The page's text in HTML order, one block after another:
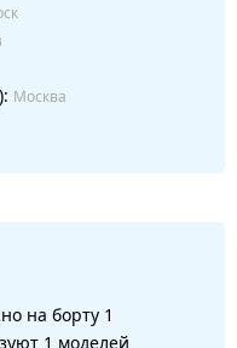
Москва
на борту 1
1 моделей